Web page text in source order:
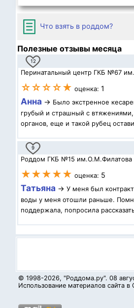
Что взять в роддом?
Полезные отзывы месяца
12
Перинатальный центр ГКБ №67
☆☆☆☆★ оценка: 1
Анна → Было экстренное
грубый и страшный с
органов, еще и такой рубец
9
Роддом ГКБ №15 им.О.М.Филатова
★★★★★ оценка: 5
Татьяна → У меня был
воды у меня отошли раньше.
поддержала, попросила
© 1998-2026, "Роддома.ру". 08
Использование материалов сайта